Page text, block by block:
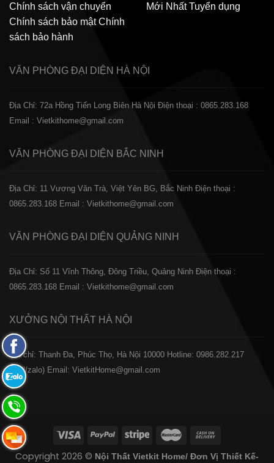
Chính sách vận chuyển
Chính sách bảo mật Chính
sách bảo hành
Mới Nhất Tuyển dụng
VĂN PHÒNG ĐẠI DIỆN HÀ NỘI
Địa Chỉ: 72a Hồng Tiến Long Biên Hà Nội Điện thoại : 0865.283.168
Email : Vietkithome@gmail.com
VĂN PHÒNG ĐẠI DIỆN BẮC NINH
Địa Chỉ: 11 Vương Văn Trà, Việt Yên BG, Bắc Ninh Điện thoại :
0865.283.168 Email : Vietkithome@gmail.com
VĂN PHÒNG ĐẠI DIỆN QUẢNG NINH
Địa Chỉ: Số 11 Vĩnh Thông, Đông Triều, Quảng Ninh Điện thoại :
0865.283.168 Email : Vietkithome@gmail.com
XƯỞNG NỘI THẤT HÀ NỘI
️Địa chỉ: Thanh Đa, Phúc Thọ, Hà Nội 10000 Hotline: 0986.282.217
(Call/zalo) Email: VietkitHome@gmail.com
Copyright 2026 © Nội Thất Vietkit Home/ Đơn Vị Thiết Kế-
Fanpage
Facebook
Zalo:
0865.283.168
Hotline:
0865.283.168
Hotline:
0865.283.168